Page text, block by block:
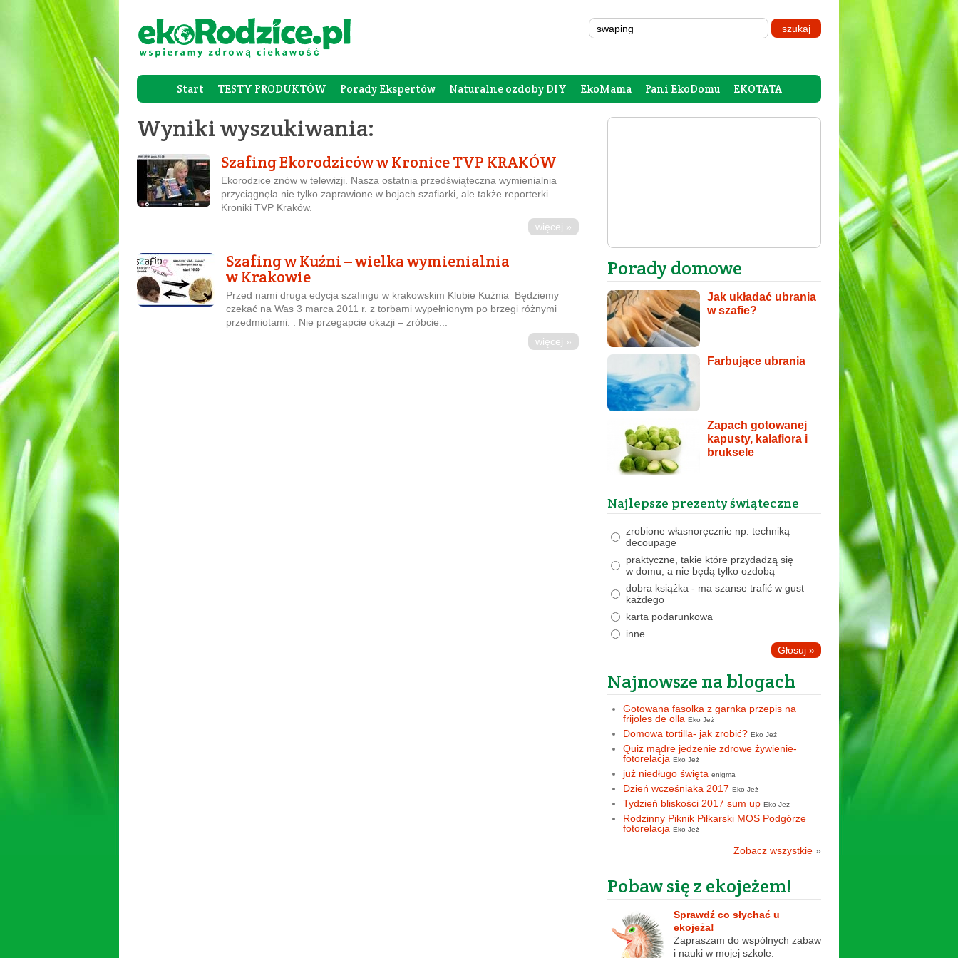
Start TESTY PRODUKTÓW Porady Ekspertów Naturalne ozdoby DIY EkoMama Pani EkoDomu EKOTATA
Wyniki wyszukiwania:
Szafing Ekorodziców w Kronice TVP KRAKÓW
Ekorodzice znów w telewizji. Nasza ostatnia przedświąteczna wymienialnia
przyciągnęła nie tylko zaprawione w bojach szafiarki, ale także reporterki
Kroniki TVP Kraków.
więcej »
Szafing w Kuźni – wielka wymienialnia
w Krakowie
Przed nami druga edycja szafingu w krakowskim Klubie Kuźnia Będziemy
czekać na Was 3 marca 2011 r. z torbami wypełnionym po brzegi różnymi
przedmiotami. . Nie przegapcie okazji – zróbcie...
więcej »
Porady domowe
Jak układać ubrania
w szafie?
Farbujące ubrania
Zapach gotowanej
kapusty, kalafiora i
bruksele
Najlepsze prezenty świąteczne
zrobione własnoręcznie np. techniką
decoupage
praktyczne, takie które przydadzą się
w domu, a nie będą tylko ozdobą
dobra książka - ma szanse trafić w gust
każdego
karta podarunkowa
inne
Najnowsze na blogach
Gotowana fasolka z garnka przepis na
frijoles de olla Eko Jeż
Domowa tortilla- jak zrobić? Eko Jeż
Quiz mądre jedzenie zdrowe żywienie-
fotorelacja Eko Jeż
już niedługo święta enigma
Dzień wcześniaka 2017 Eko Jeż
Tydzień bliskości 2017 sum up Eko Jeż
Rodzinny Piknik Piłkarski MOS Podgórze
fotorelacja Eko Jeż
Zobacz wszystkie »
Pobaw się z ekojeżem!
Sprawdź co słychać u
ekojeża!
Zapraszam do wspólnych zabaw
i nauki w mojej szkole.